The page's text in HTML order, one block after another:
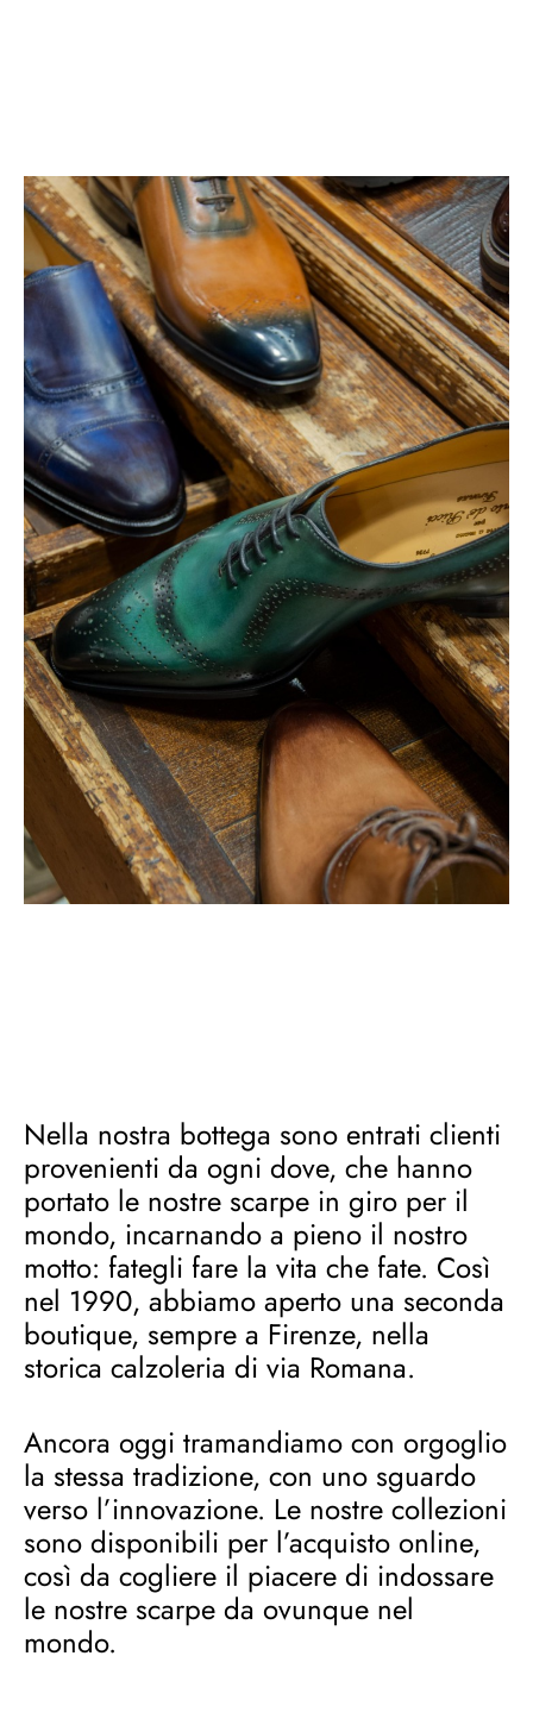
Nella nostra bottega sono entrati clienti
provenienti da ogni dove, che hanno
portato le nostre scarpe in giro per il
mondo, incarnando a pieno il nostro
motto: fategli fare la vita che fate. Così
nel 1990, abbiamo aperto una seconda
boutique, sempre a Firenze, nella
storica calzoleria di via Romana.
Ancora oggi tramandiamo con orgoglio
la stessa tradizione, con uno sguardo
verso l’innovazione. Le nostre collezioni
sono disponibili per l’acquisto online,
così da cogliere il piacere di indossare
le nostre scarpe da ovunque nel
mondo.